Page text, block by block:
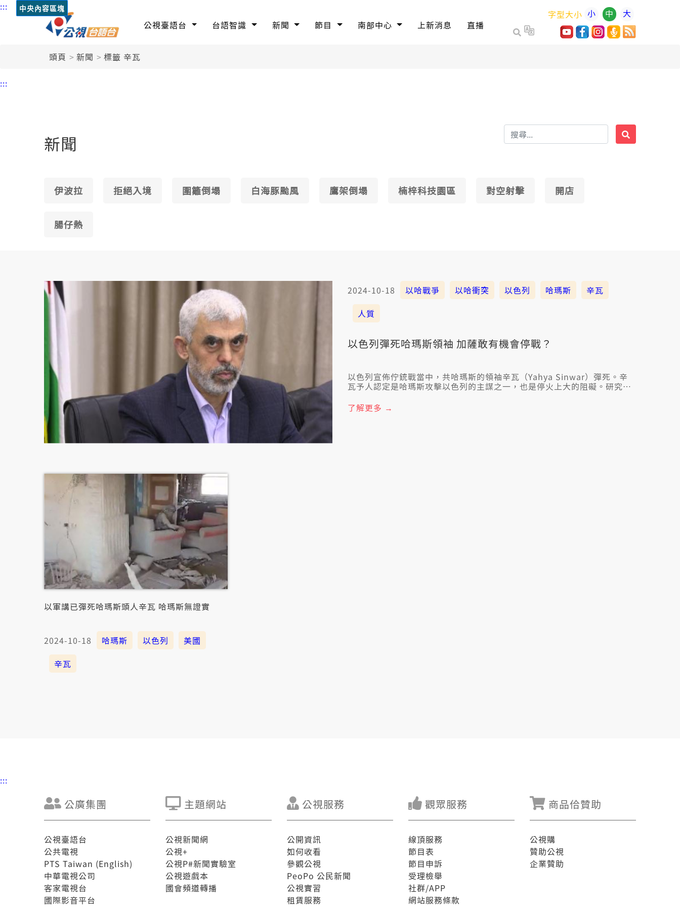
::: 中央內容區塊
公視臺語台 台語智識 新聞 節目 南部中心 上新消息 直播
字型大小 小 中 大
頭頁 新聞 標籤 辛瓦
:::
新聞
伊波拉 拒絕入境 圍籬倒塌 白海豚颱風 鷹架倒塌 楠梓科技園區 對空射擊 開店
腸仔熱
2024-10-18 以哈戰爭 以哈衝突 以色列 哈瑪斯
辛瓦
人質
以色列彈死哈瑪斯領袖 加薩敢有機會停戰？
以色列宣佈佇銃戰當中，共哈瑪斯的領袖辛瓦（Yahya Sinwar）彈死。辛
瓦予人認定是哈瑪斯攻擊以色列的主謀之一，也是停火上大的阻礙。研究員
氣，自按呢刣人質拄數。
了解更多 →
以軍講已彈死哈瑪斯頭人辛瓦 哈瑪斯無證實
2024-10-18 哈瑪斯 以色列
美國
辛瓦
:::
公廣集團
公視臺語台
公共電視
PTS Taiwan (English)
中華電視公司
客家電視台
國際影音平台
主題網站
公視新聞網
公視+
公視P#新聞實驗室
公視遊戲本
國會頻道轉播
公視服務
公開資訊
如何收看
參觀公視
PeoPo 公民新聞
公視實習
租賃服務
觀眾服務
線頂服務
節目表
節目申訴
受理檢舉
社群/APP
網站服務條款
商品佮贊助
公視購
贊助公視
企業贊助